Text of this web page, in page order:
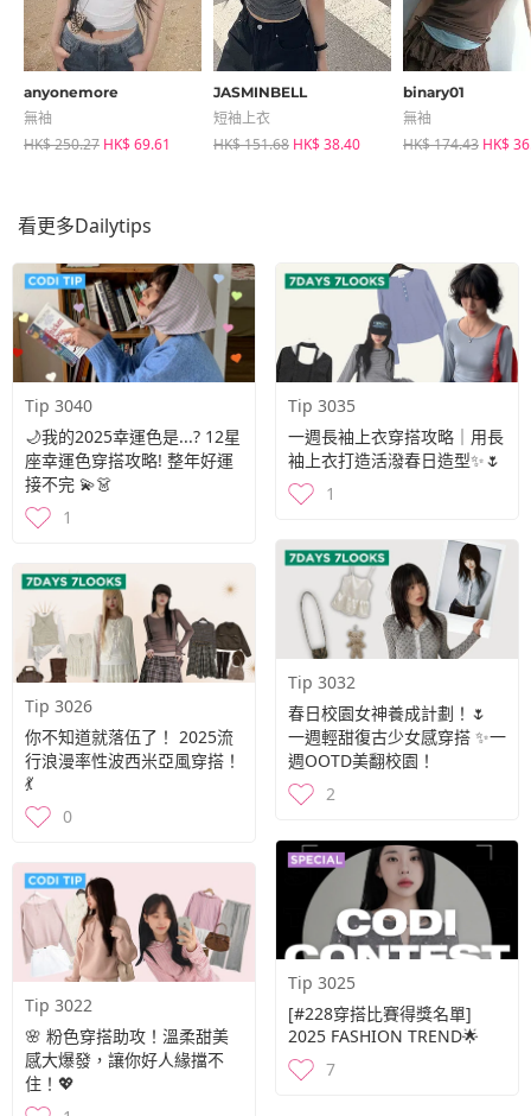
anyonemore
無袖
HK$ 250.27 HK$ 69.61
JASMINBELL
短袖上衣
HK$ 151.68 HK$ 38.40
binary01
無袖
HK$ 174.43 HK$
看更多dailytips
Tip 3040
🌙我的2025幸運色是...? 12星
座幸運色穿搭攻略! 整年好運
接不完 💫👗
1
Tip 3035
一週長袖上衣穿搭攻略｜用長
袖上衣打造活潑春日造型✨🌷
1
Tip 3032
春日校園女神養成計劃！🌷
一週輕甜復古少女感穿搭 ✨一
週OOTD美翻校園！
2
Tip 3026
你不知道就落伍了！ 2025流
行浪漫率性波西米亞風穿搭！
💃
0
Tip 3025
[#228穿搭比賽得獎名單]
2025 FASHION TREND🌟
7
Tip 3022
🌸 粉色穿搭助攻！溫柔甜美
感大爆發，讓你好人緣擋不
住！💖